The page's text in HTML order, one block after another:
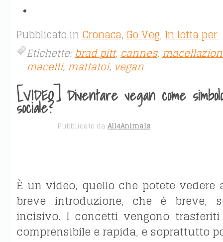
Pubblicato in Cronaca, Go Veg, In lotta per
Etichette:brad pitt,cannes,
macelli,mattatoi,vegan
[VIDEO] Diventare vegan come
sociale?
Pubblicato da All4Animals
È un video, quello che potete
breve introduzione, che è breve,
incisivo. I concetti vengono
comprensibile e rapida, e soprattutto